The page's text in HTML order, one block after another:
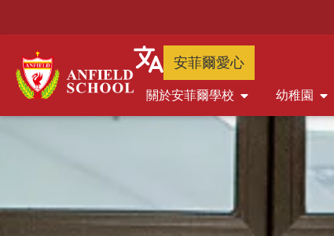
安菲爾愛心
關於安菲爾學校 幼稚園